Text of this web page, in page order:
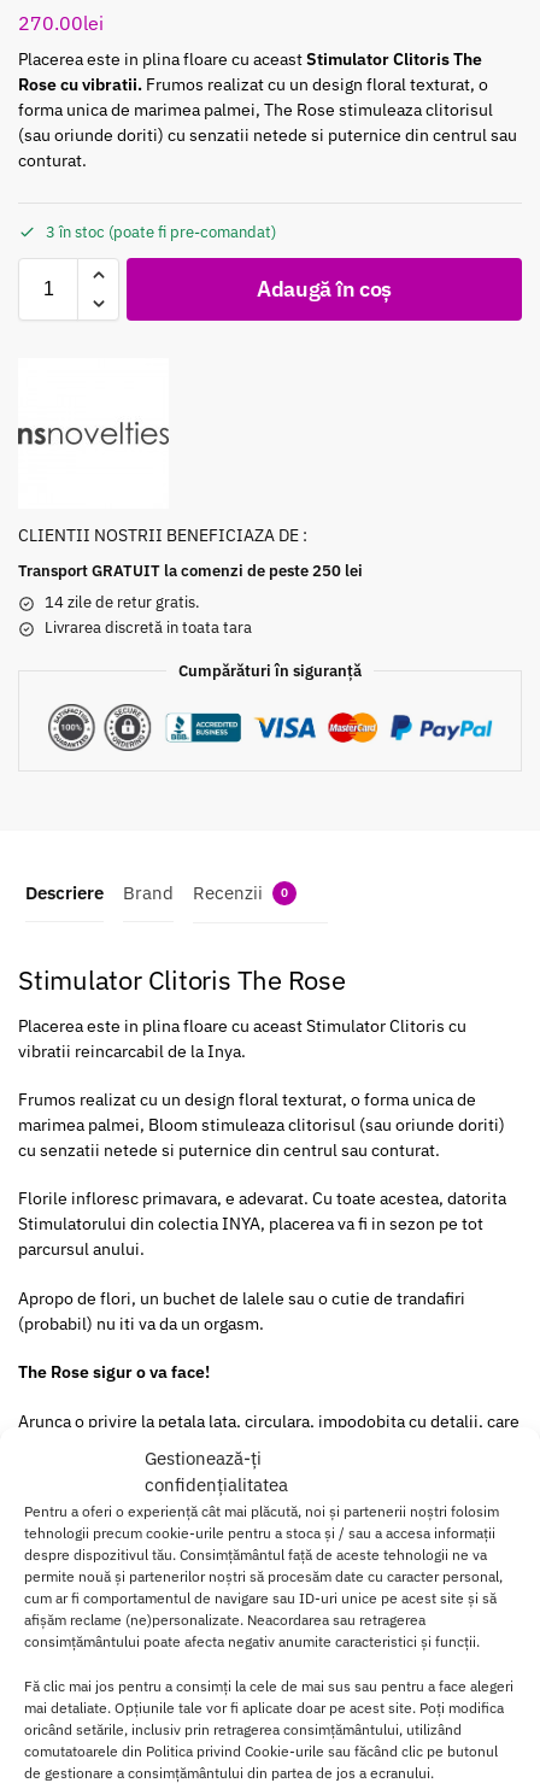
Gestionează-ți
confidențialitatea
Pentru a oferi o experiență cât mai plăcută, noi și partenerii noștri folosim
tehnologii precum cookie-urile pentru a stoca și / sau a accesa informații
despre dispozitivul tău. Consimțământul față de aceste tehnologii ne va
permite nouă și partenerilor noștri să procesăm date cu caracter personal,
cum ar fi comportamentul de navigare sau ID-uri unice pe acest site și să
afișăm reclame (ne)personalizate. Neacordarea sau retragerea
consimțământului poate afecta negativ anumite caracteristici și funcții.
Fă clic mai jos pentru a consimți la cele de mai sus sau pentru a face alegeri
mai detaliate. Opțiunile tale vor fi aplicate doar pe acest site. Poți modifica
oricând setările, inclusiv prin retragerea consimțământului, utilizând
comutatoarele din Politica privind Cookie-urile sau făcând clic pe butonul
de gestionare a consimțământului din partea de jos a ecranului.
270.00lei
Placerea este in plina floare cu aceastStimulator Clitoris The
Rose cu vibratii. Frumos realizat cu un design floral texturat, o
forma unica de marimea palmei, The Rose stimuleaza clitorisul
(sau oriunde doriti) cu senzatii netede si puternice din centrul sau
conturat.
3 în stoc (poate fi pre-comandat)
Adaugă în coș
CLIENTII NOSTRII BENEFICIAZA DE :
Transport GRATUIT la comenzi de peste 250 lei
14 zile de retur gratis.
Livrarea discretă in toata tara
Cumpărături în siguranță
Descriere Brand Recenzii 0
Stimulator Clitoris The Rose
Placerea este in plina floare cu aceast Stimulator Clitoris cu
vibratii reincarcabil de la Inya.
Frumos realizat cu un design floral texturat, o forma unica de
marimea palmei, Bloom stimuleaza clitorisul (sau oriunde doriti)
cu senzatii netede si puternice din centrul sau conturat.
Florile infloresc primavara, e adevarat. Cu toate acestea, datorita
Stimulatorului din colectia INYA, placerea va fi in sezon pe tot
parcursul anului.
Apropo de flori, un buchet de lalele sau o cutie de trandafiri
(probabil) nu iti va da un orgasm.
The Rose sigur o va face!
Arunca o privire la petala lata, circulara, impodobita cu detalii, care
alcatuieste punctul de contact al lui The Rose, pentru a vedea
exact la ce placere se expun punctele dulci exterioare ale tale sau
ale partenerului tau.
Apasati usor pe clitoris, mameloane, funduri exterioare si zonele
erogene exterioare, la nivelul intregului corp.
Un buton usor aprins controleaza totul.
Rose este hipoalergenic, non-reactiv si sigur pentru pielea
sensibila.
De asemenea, este foarte usor de curatat folosind apa calda cu